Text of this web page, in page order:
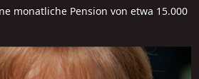
monatliche Pension von etwa 15.000